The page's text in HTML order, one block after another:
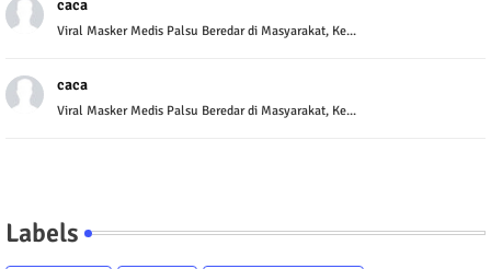
caca
Viral Masker Medis Palsu Beredar di Masyarakat, Ke...
caca
Viral Masker Medis Palsu Beredar di Masyarakat, Ke...
Labels